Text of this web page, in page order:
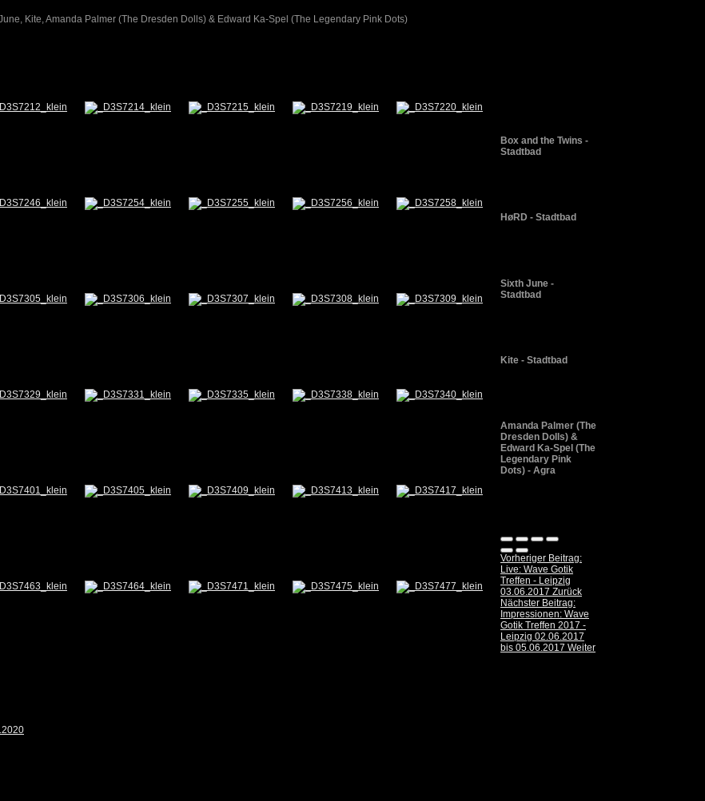
Kite, Amanda Palmer (The Dresden Dolls) & Edward Ka-Spel (The Legendary Pink Dots)
Box and the Twins -
Stadtbad
HøRD - Stadtbad
Sixth June -
Stadtbad
Kite - Stadtbad
Amanda Palmer (The
Dresden Dolls) &
Edward Ka-Spel (The
Legendary Pink
Dots) - Agra
Vorheriger Beitrag:
Live: Wave Gotik
Treffen - Leipzig
03.06.2017 Zurück
Nächster Beitrag:
Impressionen: Wave
Gotik Treffen 2017 -
Leipzig 02.06.2017
bis 05.06.2017 Weiter